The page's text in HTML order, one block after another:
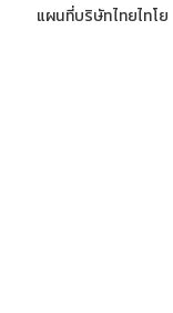
แผนที่บริษัทไทยไทโย